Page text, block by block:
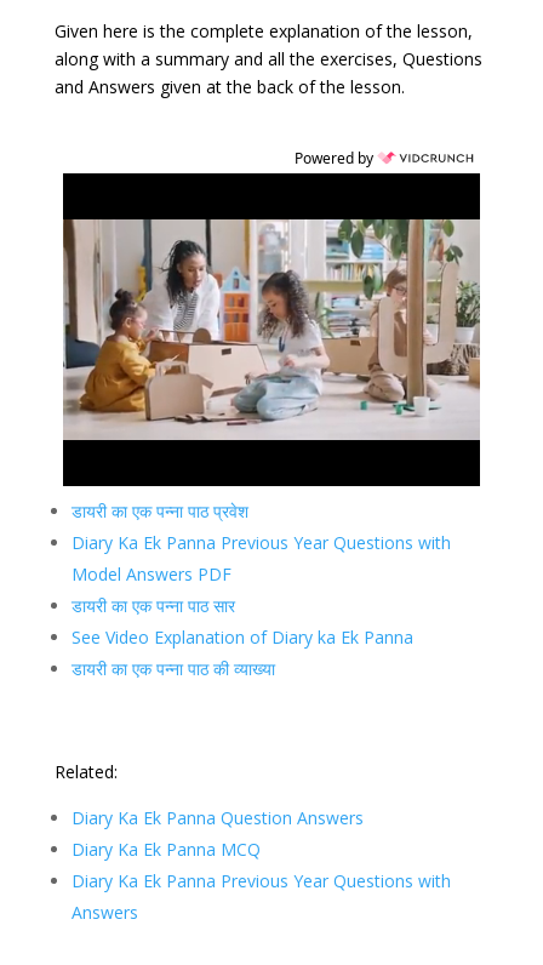
Given here is the complete explanation of the lesson,
along with a summary and all the exercises, Questions
and Answers given at the back of the lesson.
Powered by
डायरी का एक पन्ना पाठ प्रवेश
Diary Ka Ek Panna Previous Year Questions with
Model Answers PDF
डायरी का एक पन्ना पाठ सार
See Video Explanation of Diary ka Ek Panna
डायरी का एक पन्ना पाठ की व्याख्या
Related:
Diary Ka Ek Panna Question Answers
Diary Ka Ek Panna MCQ
Diary Ka Ek Panna Previous Year Questions with
Answers